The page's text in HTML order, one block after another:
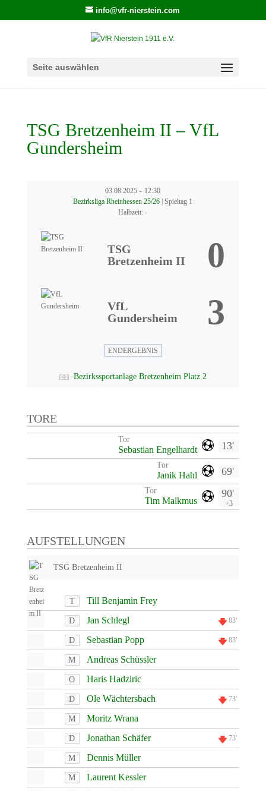
info@vfr-nierstein.com
Seite auswählen
TSG Bretzenheim II – VfL
Gundersheim
03.08.2025 - 12:30
Bezirksliga Rheinhessen 25/26 | Spieltag 1
Halbzeit: -
TSG
Bretzenheim II
0
VfL
Gundersheim
3
ENDERGEBNIS
Bezirkssportanlage Bretzenheim Platz 2
TORE
13'
Tor
Sebastian Engelhardt
69'
Tor
Janik Hahl
90'
+3
Tor
Tim Malkmus
AUFSTELLUNGEN
TSG Bretzenheim II
T Till Benjamin Frey
D Jan Schlegl 83'
D Sebastian Popp 83'
M Andreas Schüssler
O Haris Hadziric
D Ole Wächtersbach 73'
M Moritz Wrana
D Jonathan Schäfer 73'
M Dennis Müller
M Laurent Kessler